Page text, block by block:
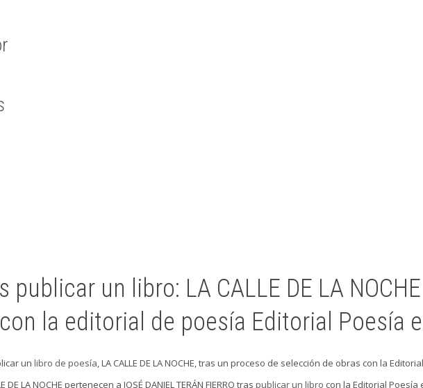
un libro: LA CALLE DE LA
con la editorial de poesía Editorial Poesía
un libro de poesía, LA CALLE DE LA NOCHE, tras un proceso de selección de obras con la
LA NOCHE pertenecen a JOSÉ DANIEL TERÁN FIERRO tras publicar un libro con la Editorial Poesía